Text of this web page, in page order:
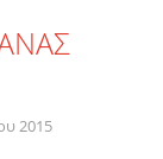
2015